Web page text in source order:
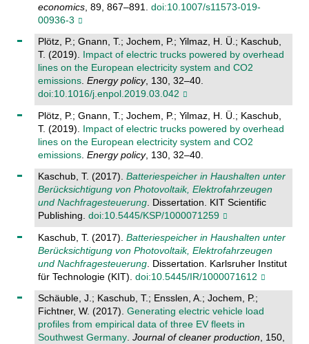
economics, 89, 867–891. doi:10.1007/s11573-019-
00936-3
Plötz, P.; Gnann, T.; Jochem, P.; Yilmaz, H. Ü.; Kaschub,
T. (2019). Impact of electric trucks powered by overhead
lines on the European electricity system and CO2
emissions. Energy policy, 130, 32–40.
doi:10.1016/j.enpol.2019.03.042
Plötz, P.; Gnann, T.; Jochem, P.; Yilmaz, H. Ü.; Kaschub,
T. (2019). Impact of electric trucks powered by overhead
lines on the European electricity system and CO2
emissions. Energy policy, 130, 32–40.
Kaschub, T. (2017). Batteriespeicher in Haushalten unter
Berücksichtigung von Photovoltaik, Elektrofahrzeugen
und Nachfragesteuerung. Dissertation. KIT Scientific
Publishing. doi:10.5445/KSP/1000071259
Kaschub, T. (2017). Batteriespeicher in Haushalten unter
Berücksichtigung von Photovoltaik, Elektrofahrzeugen
und Nachfragesteuerung. Dissertation. Karlsruher Institut
für Technologie (KIT). doi:10.5445/IR/1000071612
Schäuble, J.; Kaschub, T.; Ensslen, A.; Jochem, P.;
Fichtner, W. (2017). Generating electric vehicle load
profiles from empirical data of three EV fleets in
Southwest Germany. Journal of cleaner production, 150,